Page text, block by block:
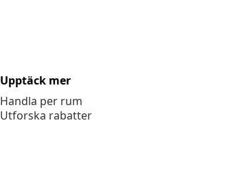
Upptäck mer
Handla per rum
Utforska rabatter